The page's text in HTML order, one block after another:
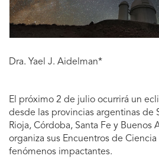
Dra. Yael J. Aidelman*
El próximo 2 de julio ocurrirá un
desde las provincias argentinas de
Rioja, Córdoba, Santa Fe y Buenos
organiza sus Encuentros de
fenómenos impactantes.